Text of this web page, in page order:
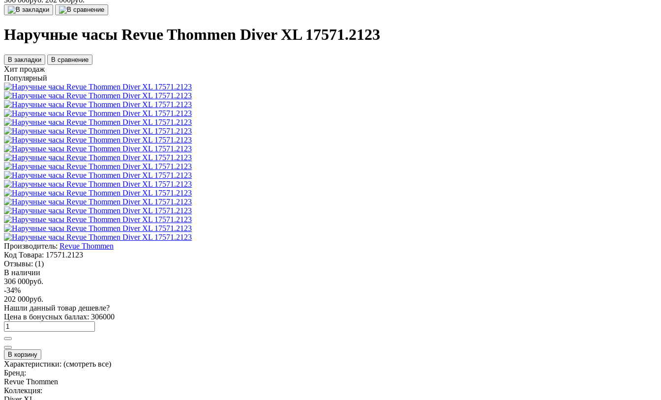
Наручные часы Revue Thommen Diver XL 17571.2123
В закладки В сравнение
Хит продаж
Популярный
Производитель: Revue Thommen
Код Товара: 17571.2123
Отзывы: (1)
В наличии
306 000руб.
-34%
202 000руб.
Нашли данный товар дешевле?
Цена в бонусных баллах: 306000
В корзину
Характеристики: (смотреть все)
Бренд:
Revue Thommen
Коллекция: